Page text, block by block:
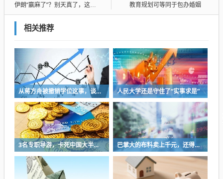
伊朗“赢麻了”？别天真了，这场战争根本没有赢家 教育规划可等同于包办婚姻
相关推荐
从蒋方舟被撤销学位这事，谈谈小某书上常说的“先上桌”的危险性 人民大学还是守住了“实事求是”
3名专职导游，卡死中国大半旅行社的脖子 巴掌大的布料卖上千元，还得排队几个月？